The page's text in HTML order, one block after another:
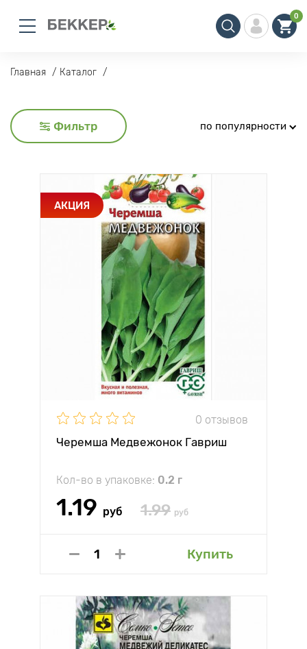
0
Главная Каталог
Фильтр по популярности
АКЦИЯ
0 отзывов
Черемша Медвежонок Гавриш
Кол-во в упаковке: 0.2 г
1.19 руб 1.99 руб
Купить